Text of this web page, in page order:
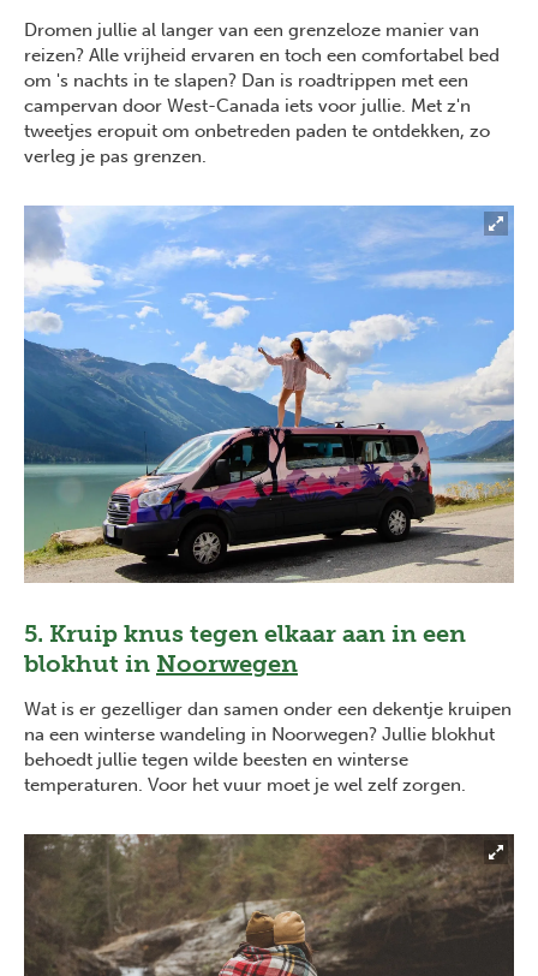
Dromen jullie al langer van een grenzeloze manier van
reizen? Alle vrijheid ervaren en toch een comfortabel bed
om 's nachts in te slapen? Dan is roadtrippen met een
campervan door West-Canada iets voor jullie. Met z'n
tweetjes eropuit om onbetreden paden te ontdekken, zo
verleg je pas grenzen.
5. Kruip knus tegen elkaar aan in een
blokhut in Noorwegen
Wat is er gezelliger dan samen onder een dekentje kruipen
na een winterse wandeling in Noorwegen? Jullie blokhut
behoedt jullie tegen wilde beesten en winterse
temperaturen. Voor het vuur moet je wel zelf zorgen.